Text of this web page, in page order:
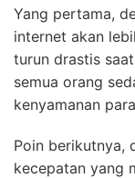
Yang pertama,
internet akan
turun drastis
semua orang
kenyamanan
Poin berikutnya,
kecepatan yang